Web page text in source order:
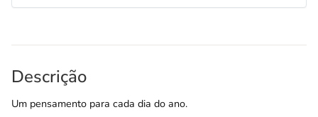
Descrição
Um pensamento para cada dia do ano.